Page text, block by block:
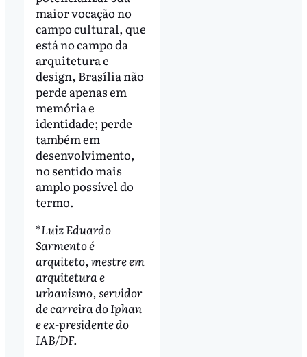
maior vocação no
campo cultural, que
está no campo da
arquitetura e
design, Brasília não
perde apenas em
memória e
identidade; perde
também em
desenvolvimento,
no sentido mais
amplo possível do
termo.
*Luiz Eduardo
Sarmento é
arquiteto, mestre em
arquitetura e
urbanismo, servidor
de carreira do Iphan
e ex-presidente do
IAB/DF.